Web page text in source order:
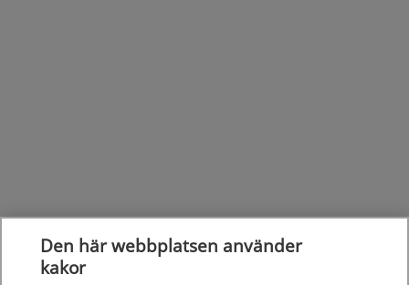
Den här webbplatsen använder
kakor